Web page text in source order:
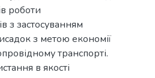
роботи
з застосуванням
з метою економії
транспорті.
в якості